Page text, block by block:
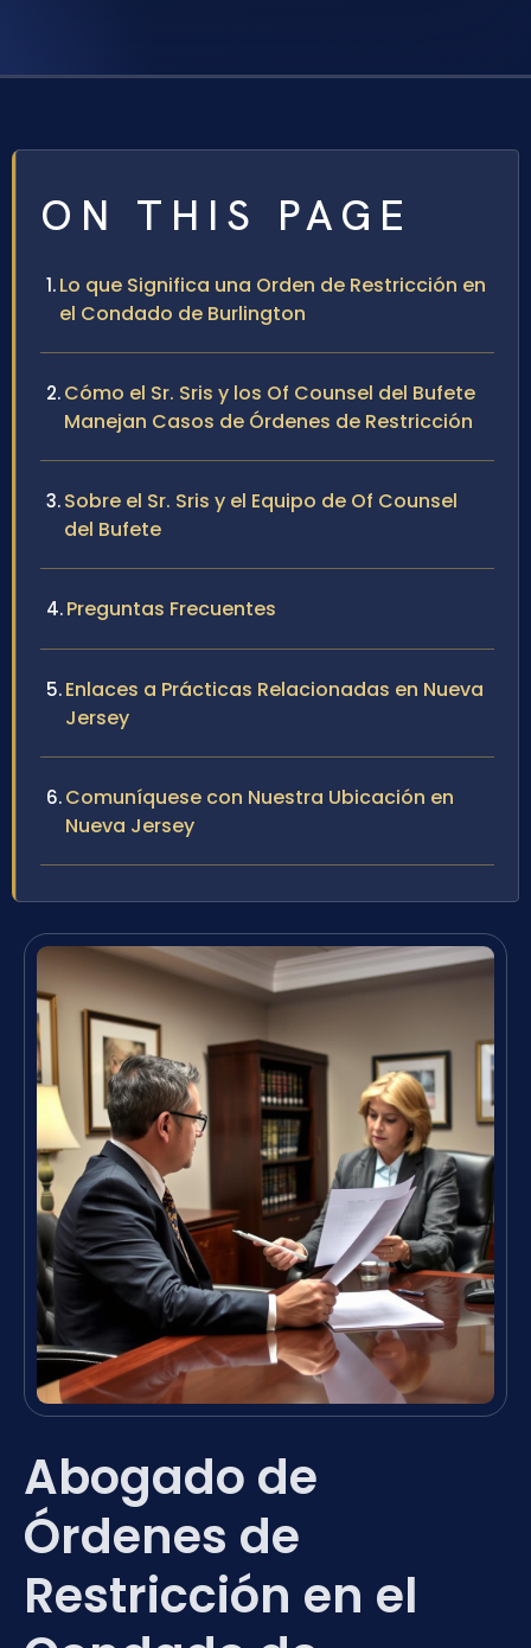
ON THIS PAGE
Lo que Significa una Orden de Restricción en
el Condado de Burlington
Cómo el Sr. Sris y los Of Counsel del Bufete
Manejan Casos de Órdenes de Restricción
Sobre el Sr. Sris y el Equipo de Of Counsel
del Bufete
Preguntas Frecuentes
Enlaces a Prácticas Relacionadas en Nueva
Jersey
Comuníquese con Nuestra Ubicación en
Nueva Jersey
Abogado de
Órdenes de
Restricción en el